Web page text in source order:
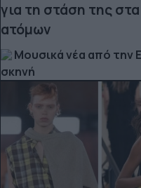
για τη στάση της
ατόμων
Μουσικά νέα από την
σκηνή